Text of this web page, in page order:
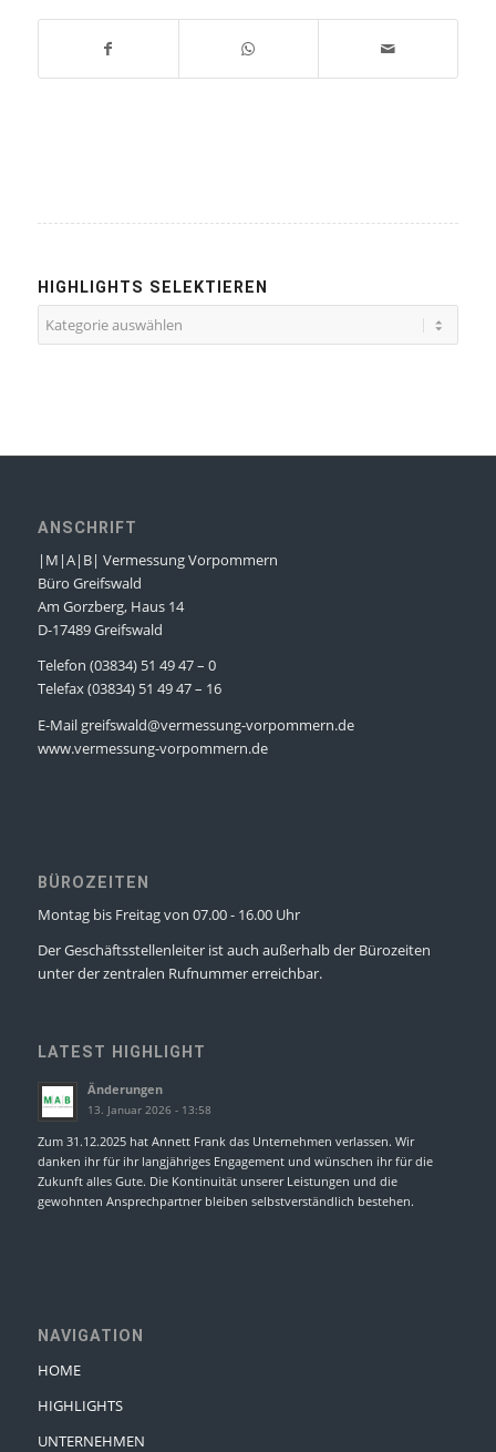
HIGHLIGHTS SELEKTIEREN
Highlights
selektieren
ANSCHRIFT
|M|A|B| Vermessung Vorpommern
Büro Greifswald
Am Gorzberg, Haus 14
D-17489 Greifswald
Telefon (03834) 51 49 47 – 0
Telefax (03834) 51 49 47 – 16
E-Mail greifswald@vermessung-vorpommern.de
www.vermessung-vorpommern.de
BÜROZEITEN
Montag bis Freitag von 07.00 - 16.00 Uhr
Der Geschäftsstellenleiter ist auch außerhalb der Bürozeiten
unter der zentralen Rufnummer erreichbar.
LATEST HIGHLIGHT
Änderungen
13. Januar 2026 - 13:58
Zum 31.12.2025 hat Annett Frank das Unternehmen verlassen. Wir
danken ihr für ihr langjähriges Engagement und wünschen ihr für die
Zukunft alles Gute. Die Kontinuität unserer Leistungen und die
gewohnten Ansprechpartner bleiben selbstverständlich bestehen.
NAVIGATION
HOME
HIGHLIGHTS
UNTERNEHMEN